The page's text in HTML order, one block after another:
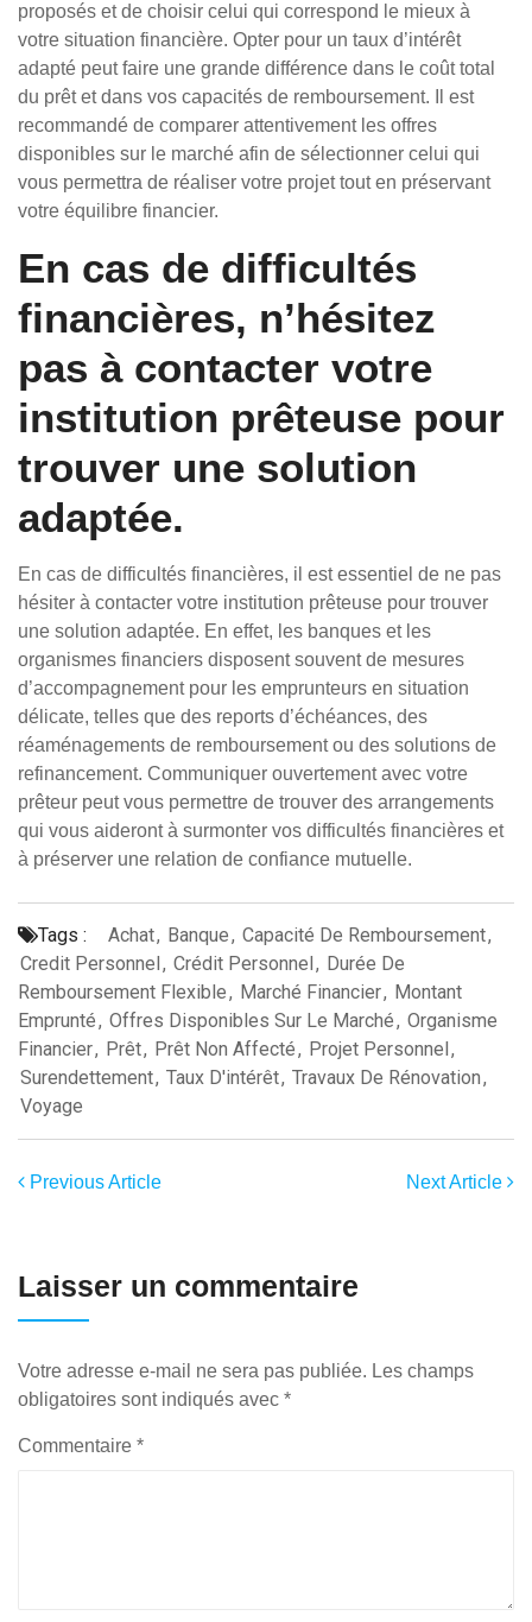
proposés et de choisir celui qui correspond le mieux à
votre situation financière. Opter pour un taux d’intérêt
adapté peut faire une grande différence dans le coût total
du prêt et dans vos capacités de remboursement. Il est
recommandé de comparer attentivement les offres
disponibles sur le marché afin de sélectionner celui qui
vous permettra de réaliser votre projet tout en préservant
votre équilibre financier.
En cas de difficultés
financières, n’hésitez
pas à contacter votre
institution prêteuse pour
trouver une solution
adaptée.
En cas de difficultés financières, il est essentiel de ne pas
hésiter à contacter votre institution prêteuse pour trouver
une solution adaptée. En effet, les banques et les
organismes financiers disposent souvent de mesures
d’accompagnement pour les emprunteurs en situation
délicate, telles que des reports d’échéances, des
réaménagements de remboursement ou des solutions de
refinancement. Communiquer ouvertement avec votre
prêteur peut vous permettre de trouver des arrangements
qui vous aideront à surmonter vos difficultés financières et
à préserver une relation de confiance mutuelle.
Tags : Achat, Banque, Capacité De Remboursement,
Credit Personnel, Crédit Personnel, Durée De
Remboursement Flexible, Marché Financier, Montant
Emprunté, Offres Disponibles Sur Le Marché, Organisme
Financier, Prêt, Prêt Non Affecté, Projet Personnel,
Surendettement, Taux D'intérêt, Travaux De Rénovation,
Voyage
Previous Article Next Article
Laisser un commentaire
Votre adresse e-mail ne sera pas publiée. Les champs
obligatoires sont indiqués avec *
Commentaire *